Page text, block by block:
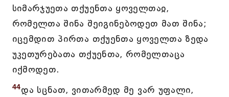
სიმარჯუეთა თქუენთა ყოველთაჲ,
რომელთა შინა შეიგინებოდეთ მათ შინა;
იცემდით პირთა თქუენთა ყოველთა ზედა
უკეთურებათა თქუენთა, რომელთაცა
იქმოდეთ.
44და სცნათ, ვითარმედ მე ვარ უფალი,